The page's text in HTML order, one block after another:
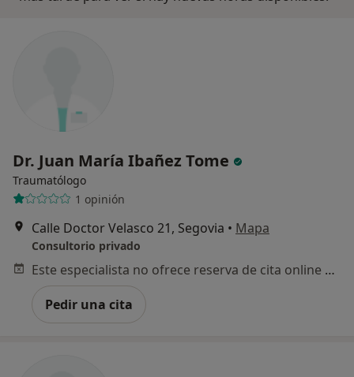
Dr. Juan María Ibañez Tome
Traumatólogo
1 opinión
Calle Doctor Velasco 21, Segovia • Mapa
Consultorio privado
Este especialista no ofrece reserva de cita online en esta dirección.
Pedir una cita